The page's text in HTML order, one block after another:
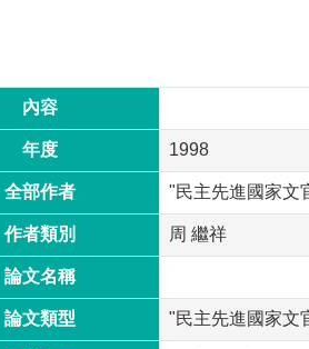
內容
年度 1998
全部作者 "民主先進國家文
作者類別 周 繼祥
論文名稱
論文類型 "民主先進國家文